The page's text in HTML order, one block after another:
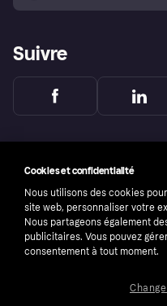
Suivre
Cookies et confidentialité
Nous utilisons des cookies
site web, personnaliser votre
Nous partageons également
publicitaires. Vous pouvez
consentement à tout moment.